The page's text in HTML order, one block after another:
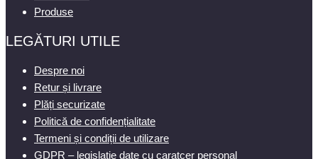
Produse
LEGĂTURI UTILE
Despre noi
Retur și livrare
Plăți securizate
Politică de confidențialitate
Termeni și condiții de utilizare
GDPR – legislație date cu caratcer personal